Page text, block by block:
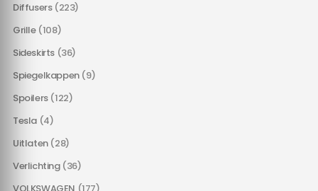
Diffusers (223)
Grille (108)
Sideskirts (36)
Spiegelkappen (9)
Spoilers (122)
Tesla (4)
Uitlaten (28)
Verlichting (36)